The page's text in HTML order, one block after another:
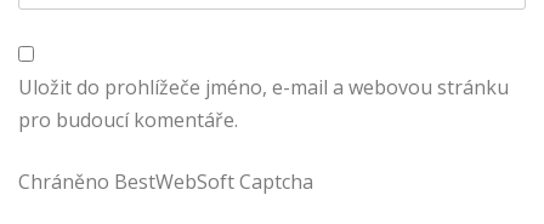
Uložit do prohlížeče jméno, e-mail a webovou stránku
pro budoucí komentáře.
Chráněno BestWebSoft Captcha